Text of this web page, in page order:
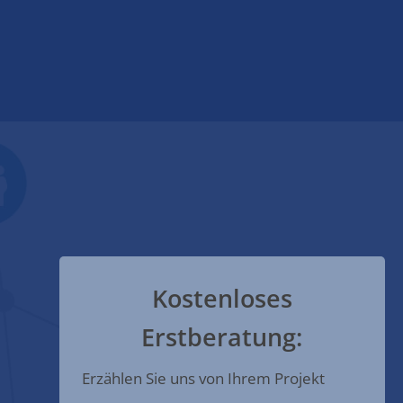
Kostenloses
Erstberatung:
Erzählen Sie uns von Ihrem Projekt